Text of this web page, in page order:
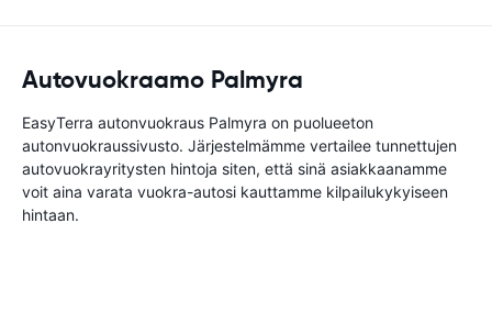
Autovuokraamo Palmyra
EasyTerra autonvuokraus Palmyra on puolueeton
autonvuokraussivusto. Järjestelmämme vertailee tunnettujen
autovuokrayritysten hintoja siten, että sinä asiakkaanamme
voit aina varata vuokra-autosi kauttamme kilpailukykyiseen
hintaan.